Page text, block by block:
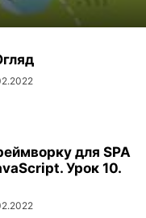
для SPA
Урок 10.